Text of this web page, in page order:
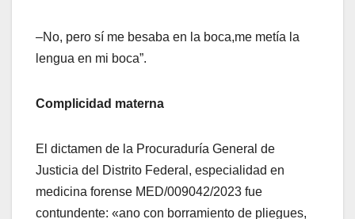
–No, pero sí me besaba en la boca,me metía la
lengua en mi boca”.
Complicidad materna
El dictamen de la Procuraduría General de
Justicia del Distrito Federal, especialidad en
medicina forense MED/009042/2023 fue
contundente: «ano con borramiento de pliegues,